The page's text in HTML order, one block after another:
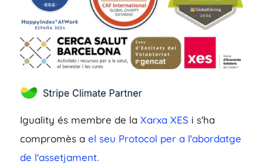
Iguality és membre de la Xarxa XES i s'ha
compromès a el seu Protocol per a l'abordatge
de l'assetjament.